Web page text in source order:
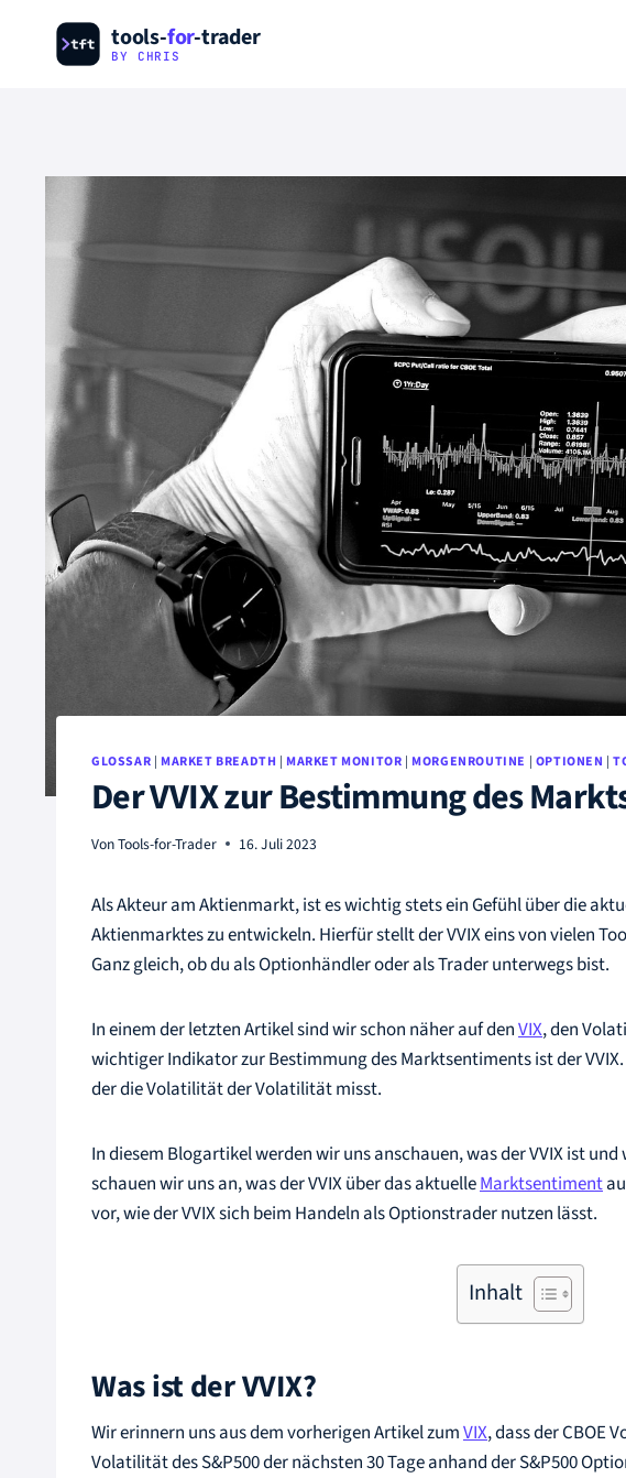
springen
tools-for-trader
BY CHRIS
GLOSSAR | MARKET BREADTH | MARKET MONITOR | MORGENROUTINE | OPTIONEN |
Der VVIX zur Bestimmung des
VonTools-for-Trader 16. Juli 2023
Als Akteur am Aktienmarkt, ist es wichtig stets ein Gefühl über die
Aktienmarktes zu entwickeln. Hierfür stellt der VVIX eins von vielen
Ganz gleich, ob du als Optionhändler oder als Trader unterwegs bist.
In einem der letzten Artikel sind wir schon näher auf denVIX, den
wichtiger Indikator zur Bestimmung des Marktsentiments ist der
der die Volatilität der Volatilität misst.
In diesem Blogartikel werden wir uns anschauen, was der VVIX ist
schauen wir uns an, was der VVIX über das aktuelleMarktsentiment
vor, wie der VVIX sich beim Handeln als Optionstrader nutzen lässt.
Inhalt
Was ist der VVIX?
Wir erinnern uns aus dem vorherigen Artikel zumVIX, dass der CBOE
Volatilität des S&P500 der nächsten 30 Tage anhand der S&P500